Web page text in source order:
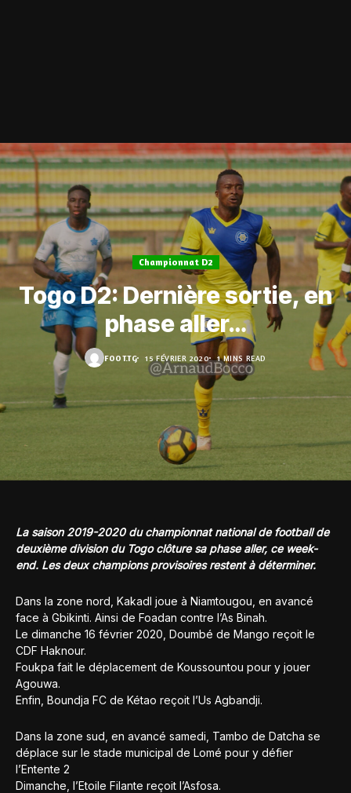
Championnat D2
Togo D2: Dernière sortie, en
phase aller…
FOOT.TG 15 FÉVRIER 2020 1 MINS READ
La saison 2019-2020 du championnat national de football de
deuxième division du Togo clôture sa phase aller, ce week-
end. Les deux champions provisoires restent à déterminer.
Dans la zone nord, Kakadl joue à Niamtougou, en avancé
face à Gbikinti. Ainsi de Foadan contre l’As Binah.
Le dimanche 16 février 2020, Doumbé de Mango reçoit le
CDF Haknour.
Foukpa fait le déplacement de Koussountou pour y jouer
Agouwa.
Enfin, Boundja FC de Kétao reçoit l’Us Agbandji.
Dans la zone sud, en avancé samedi, Tambo de Datcha se
déplace sur le stade municipal de Lomé pour y défier
l’Entente 2
Dimanche, l’Etoile Filante reçoit l’Asfosa.